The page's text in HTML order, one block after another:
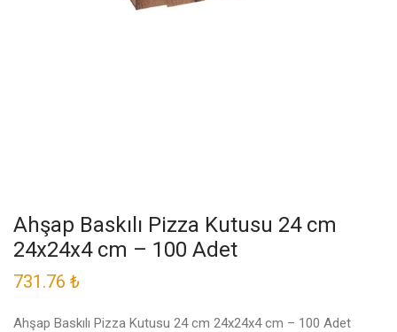
Ahşap Baskılı Pizza Kutusu 24 cm
24x24x4 cm – 100 Adet
731.76 ₺
Ahşap Baskılı Pizza Kutusu 24 cm 24x24x4 cm – 100 Adet